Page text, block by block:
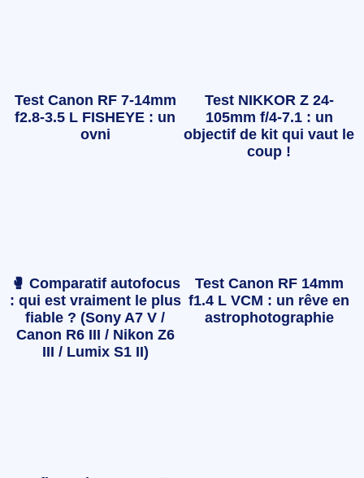
Test Canon RF 7-14mm
f2.8-3.5 L FISHEYE : un
ovni
Test NIKKOR Z 24-
105mm f/4-7.1 : un
objectif de kit qui vaut le
coup !
🥊 Comparatif autofocus
: qui est vraiment le plus
fiable ? (Sony A7 V /
Canon R6 III / Nikon Z6
III / Lumix S1 II)
Test Canon RF 14mm
f1.4 L VCM : un rêve en
astrophotographie